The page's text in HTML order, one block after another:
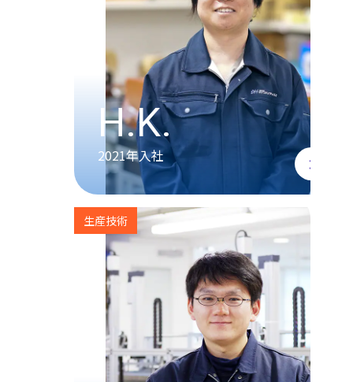
H.K.
2021年入社
生産技術